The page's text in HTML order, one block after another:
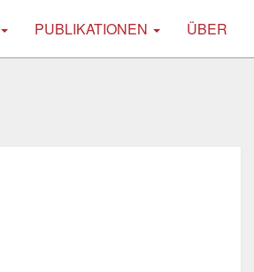
PUBLIKATIONEN ÜBER